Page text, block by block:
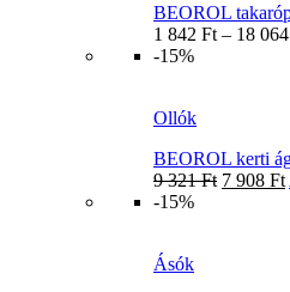
BEOROL
1 842 Ft – 18 064
-15%
Ollók
BEOROL kerti
9 321Ft 7 908 Ft
-15%
Ásók